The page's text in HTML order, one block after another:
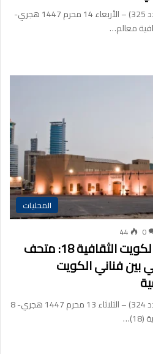
جريدة الوفاق – السنة الثانية (العدد 325) – الأربعاء 14 محرم 1447 هجري-
المحليات
0
44
مبادرة الوفاق| معالم الكويت الثقافية 18: متحف
بين فناني الكويت
جريدة الوفاق – السنة الثانية (العدد 324) – الثلاثاء 13 محرم 1447 هجري- 8